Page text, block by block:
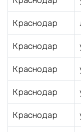
Краснодар
Краснодар
Краснодар
Краснодар
Краснодар